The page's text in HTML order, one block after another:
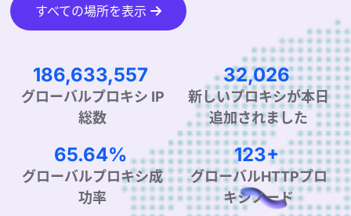
すべての場所を表示
284,007,587
グローバルプロキシ IP
総数
48,736
新しいプロキシが本日
追加されました
99.90%
グローバルプロキシ成
功率
190+
グローバルHTTPプロ
キシノード